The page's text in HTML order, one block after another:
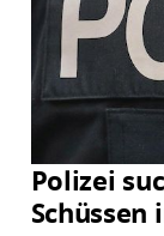
Polizei